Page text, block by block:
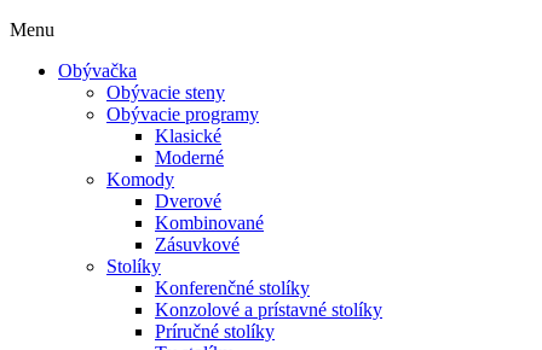
Menu
Obývačka
Obývacie steny
Obývacie programy
Klasické
Moderné
Komody
Dverové
Kombinované
Zásuvkové
Stolíky
Konferenčné stolíky
Konzolové a prístavné stolíky
Príručné stolíky